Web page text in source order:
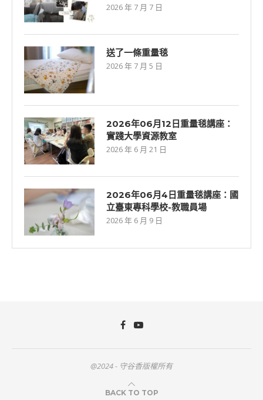
2026 年 7 月 7 日
送了一條重量毯
2026 年 7 月 5 日
2026年06⽉12⽇重量毯講座：
實踐大學資源教室
2026 年 6 月 21 日
2026年06月4日重量毯講座：國
立臺東專科學校-教職員場
2026 年 6 月 9 日
@2024 - 守谷香版權所有
BACK TO TOP